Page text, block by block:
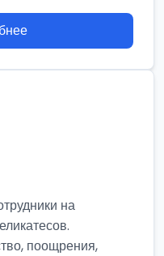
на
поощрения,